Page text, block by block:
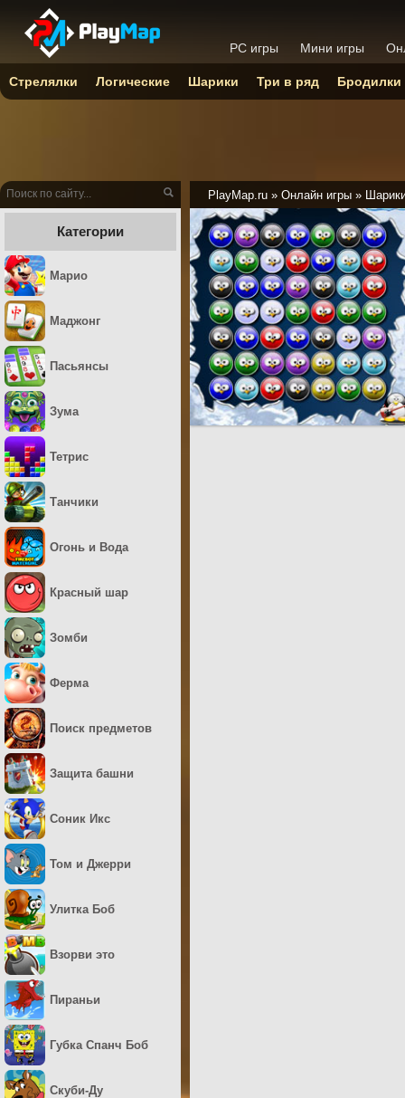
PlayMap.ru » Онлайн игры »
Категории
Марио
Маджонг
Пасьянсы
Зума
Тетрис
Танчики
Огонь и Вода
Красный шар
Зомби
Ферма
Поиск предметов
Защита башни
Соник Икс
Том и Джерри
Улитка Боб
Взорви это
Пираньи
Губка Спанч Боб
Скуби-Ду
PC игры Мини игры
Стрелялки Логические Шарики Три в ряд Бродилки